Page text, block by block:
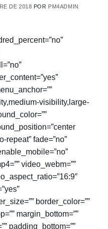
DE 2018 POR PM4ADMIN
visibility,large-
repeat” fade=”no”
video_webm=””
border_color=””
margin_bottom=””
padding_bottom=””